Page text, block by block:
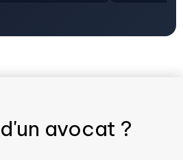
avocat ?